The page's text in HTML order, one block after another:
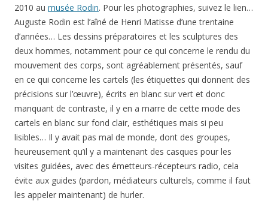
2010 au musée Rodin. Pour les photographies, suivez le lien…
Auguste Rodin est l’aîné de Henri Matisse d’une trentaine
d’années… Les dessins préparatoires et les sculptures des
deux hommes, notamment pour ce qui concerne le rendu du
mouvement des corps, sont agréablement présentés, sauf
en ce qui concerne les cartels (les étiquettes qui donnent des
précisions sur l’œuvre), écrits en blanc sur vert et donc
manquant de contraste, il y en a marre de cette mode des
cartels en blanc sur fond clair, esthétiques mais si peu
lisibles… Il y avait pas mal de monde, dont des groupes,
heureusement qu’il y a maintenant des casques pour les
visites guidées, avec des émetteurs-récepteurs radio, cela
évite aux guides (pardon, médiateurs culturels, comme il faut
les appeler maintenant) de hurler.